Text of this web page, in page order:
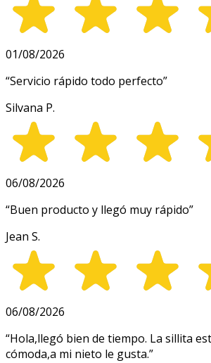
01/08/2026
“Servicio rápido todo perfecto”
Silvana P.
06/08/2026
“Buen producto y llegó muy rápido”
Jean S.
06/08/2026
“Hola,llegó bien de tiempo. La sillita
cómoda,a mi nieto le gusta.”